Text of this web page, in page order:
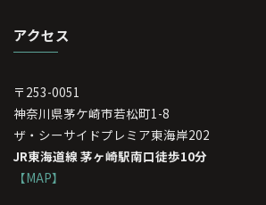
アクセス
〒253-0051
神奈川県茅ケ崎市若松町1-8
ザ・シーサイドプレミア東海岸202
JR東海道線 茅ヶ崎駅南口徒歩10分
【MAP】